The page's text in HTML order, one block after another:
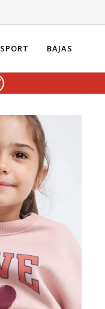
SPORT BAJAS